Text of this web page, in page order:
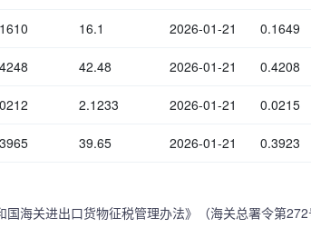
16.1 2026-01-21 0.1649
42.48 2026-01-21 0.4208
2.1233 2026-01-21 0.0215
39.65 2026-01-21 0.3923
海关进出口货物征税管理办法》（海关总署令第